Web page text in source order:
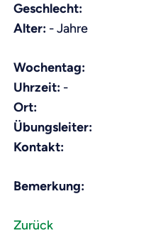
Geschlecht:
Alter: - Jahre
Wochentag:
Uhrzeit: -
Ort:
Übungsleiter:
Kontakt:
Bemerkung:
Zurück